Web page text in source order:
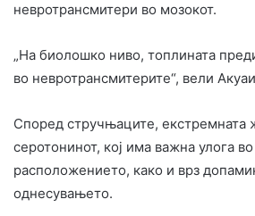
невротрансмитери во мозокот.
„На биолошко ниво, топлината
во невротрансмитерите“, вели
Според стручњаците, екстремната
серотонинот, кој има важна улога
расположението, како и врз
однесувањето.